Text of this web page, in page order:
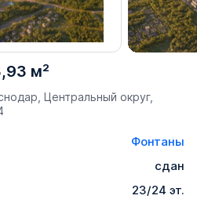
м²
Центральный округ,
Фонтаны
сдан
23/24 эт.